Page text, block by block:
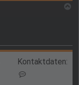
Kontaktdaten: